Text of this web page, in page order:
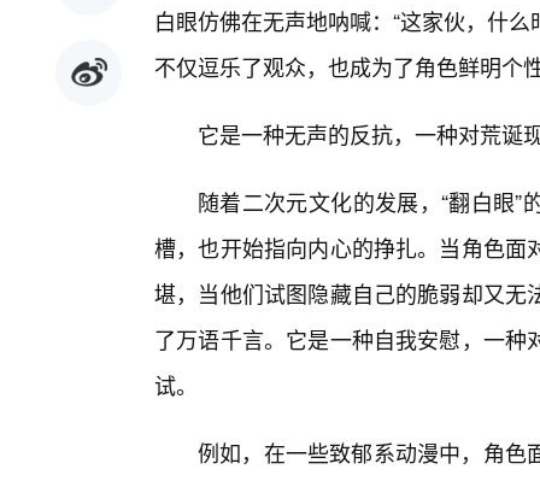
白眼仿佛在无声地呐喊：“这家伙，什
不仅逗乐了观众，也成为了角色鲜明个
它是一种无声的反抗，一种对荒诞
随着二次元文化的发展，“翻白眼
槽，也开始指向内心的挣扎。当角色
堪，当他们试图隐藏自己的脆弱却又
了万语千言。它是一种自我安慰，一
试。
例如，在一些致郁系动漫中，角色